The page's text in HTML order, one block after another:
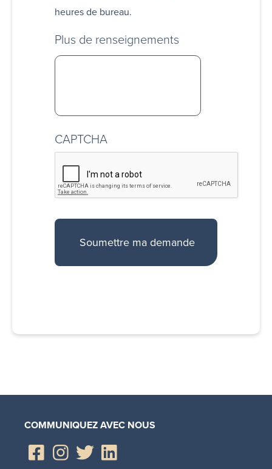
heures de bureau.
Plus de renseignements
CAPTCHA
COMMUNIQUEZ AVEC NOUS